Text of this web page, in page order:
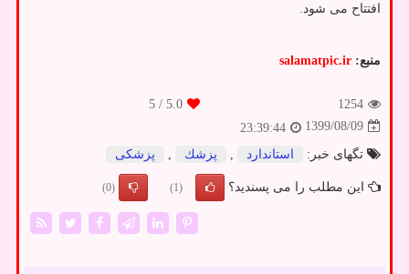
افتتاح می شود.
منبع: salamatpic.ir
1254
5.0
/ 5
1399/08/09
23:39:44
تگهای خبر:
استاندارد پزشك پزشكی
این مطلب را می پسندید؟ (1)
(0)